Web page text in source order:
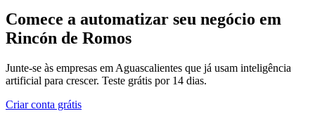
Comece a automatizar seu negócio em
Rincón de Romos
Junte-se às empresas em Aguascalientes que já usam inteligência
artificial para crescer. Teste grátis por 14 dias.
Criar conta grátis